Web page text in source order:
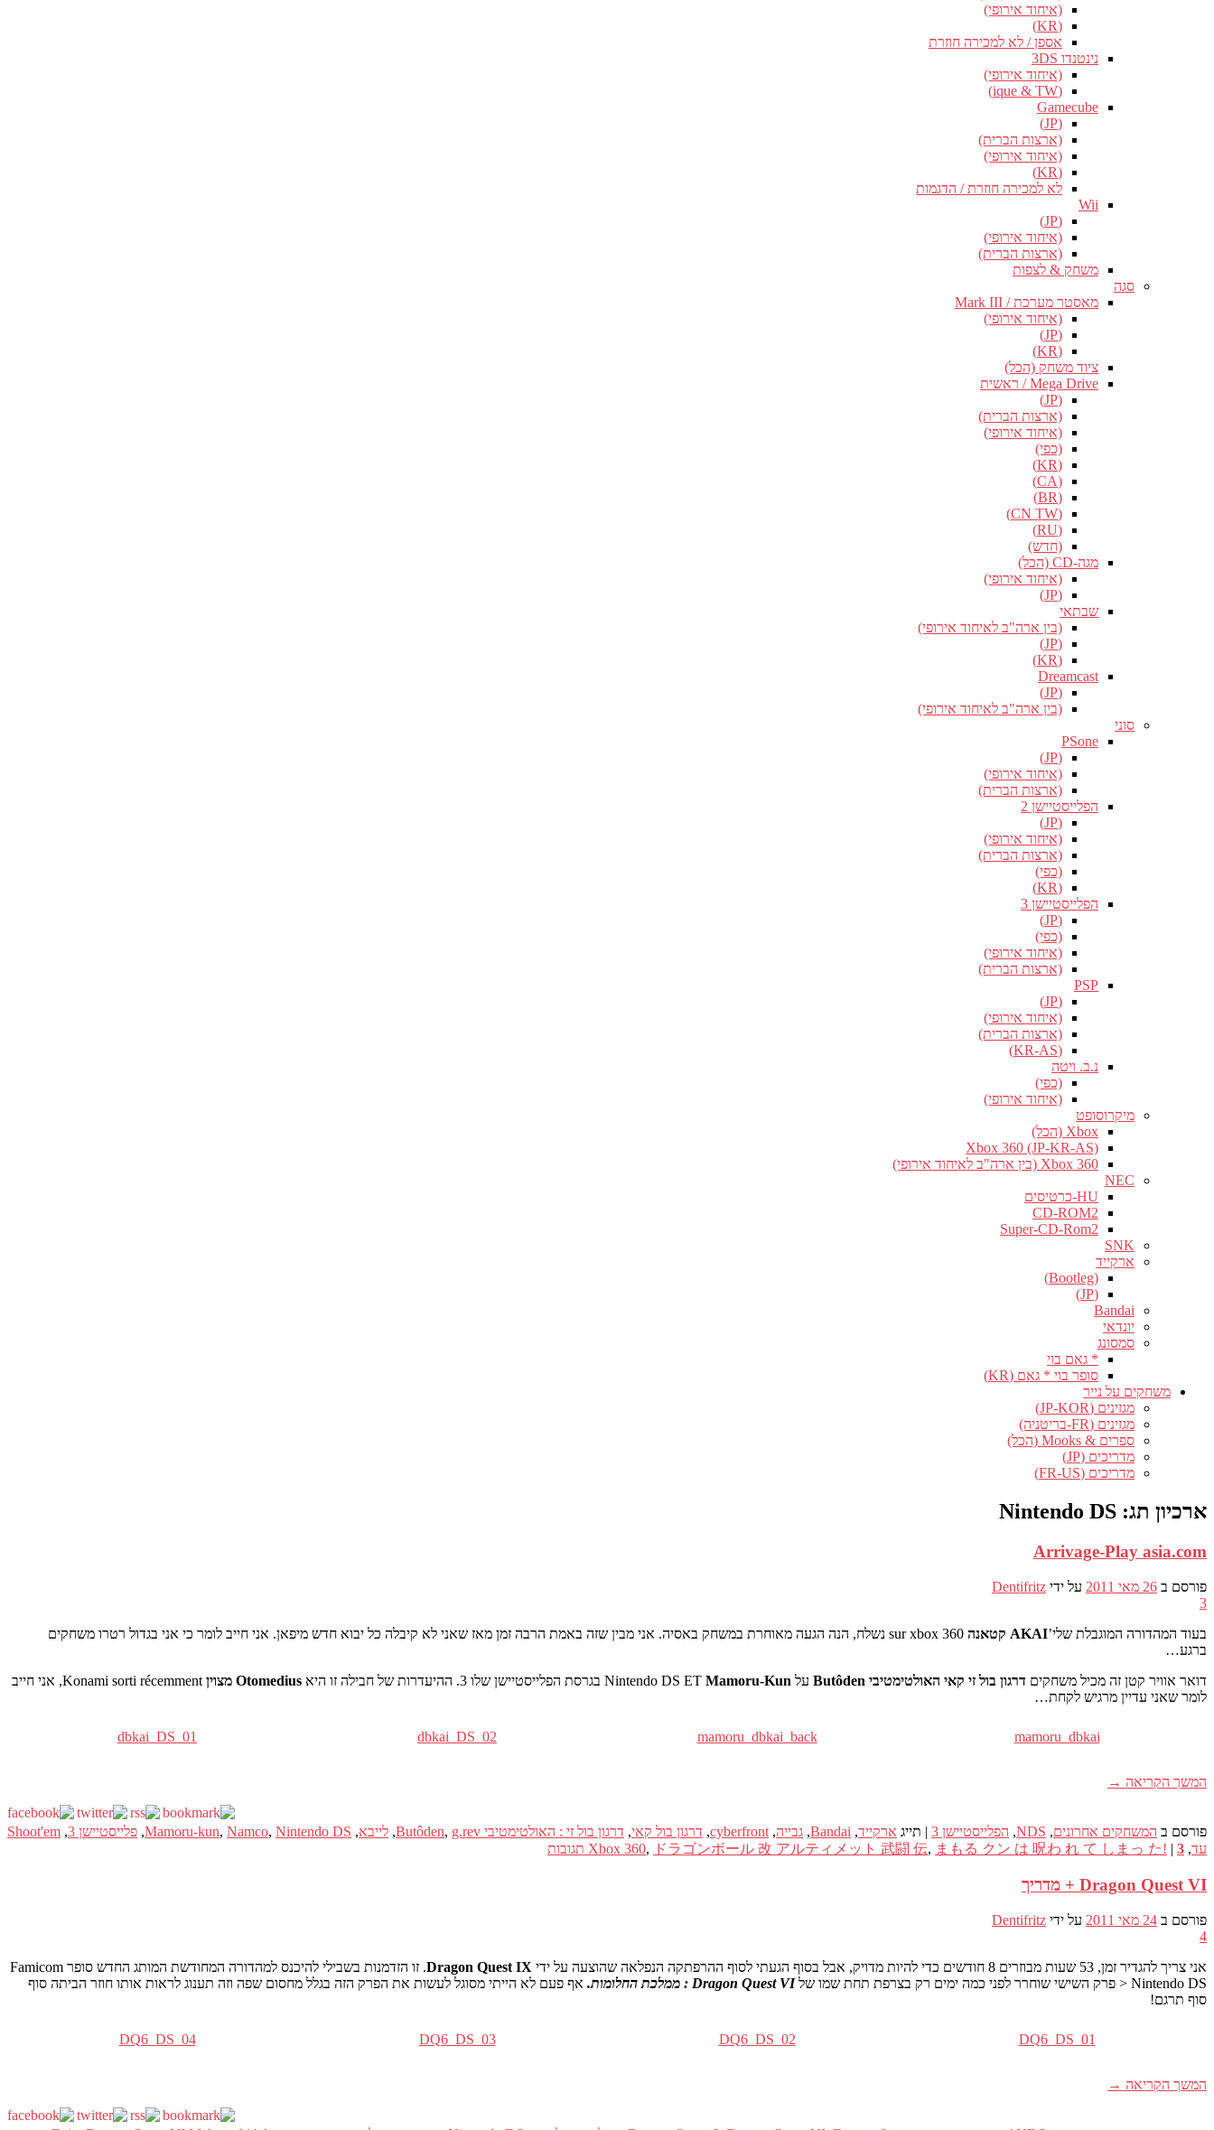
(איחוד אירופי)
(KR)
אספן / לא למכירה חוזרת
נינטנדו 3DS
(איחוד אירופי)
(ique & TW)
Gamecube
(JP)
(ארצות הברית)
(איחוד אירופי)
(KR)
לא למכירה חוזרת / הדגמות
Wii
(JP)
(איחוד אירופי)
(ארצות הברית)
משחק & לצפות
סגה
מאסטר מערכת / Mark III
(איחוד אירופי)
(JP)
(KR)
ציוד משחק (הכל)
Mega Drive / ראשית
(JP)
(ארצות הברית)
(איחוד אירופי)
(כפי)
(KR)
(CA)
(BR)
(CN TW)
(RU)
(חדש)
מגה-CD (הכל)
(איחוד אירופי)
(JP)
שבתאי
(בין ארה"ב לאיחוד אירופי)
(JP)
(KR)
Dreamcast
(JP)
(בין ארה"ב לאיחוד אירופי)
סוני
PSone
(JP)
(איחוד אירופי)
(ארצות הברית)
הפלייסטיישן 2
(JP)
(איחוד אירופי)
(ארצות הברית)
(כפי)
(KR)
הפלייסטיישן 3
(JP)
(כפי)
(איחוד אירופי)
(ארצות הברית)
PSP
(JP)
(איחוד אירופי)
(ארצות הברית)
(KR-AS)
נ.ב. ויטה
(כפי)
(איחוד אירופי)
מיקרוסופט
Xbox (הכל)
Xbox 360 (JP-KR-AS)
Xbox 360 (בין ארה"ב לאיחוד אירופי)
NEC
HU-כרטיסים
CD-ROM2
Super-CD-Rom2
SNK
ארקייד
(Bootleg)
(JP)
Bandai
יונדאי
סמסונג
* גאם בוי
סופר בוי * גאם (KR)
משחקים על נייר
מגזינים (JP-KOR)
מגזינים (FR-בריטניה)
ספרים & Mooks (הכל)
מדריכים (JP)
מדריכים (FR-US)
ארכיון תג: Nintendo DS
Arrivage-Play asia.com
פורסם ב 26 מאי 2011 על ידי Dentifritz
3
בעוד המהדורה המוגבלת שלי’AKAI קטאנה
sur xbox 360 נשלח, הנה הגעה מאוחרת במשחק באסיה. אני מבין שזה באמת הרבה זמן מאז שאני לא קיבלה כל יבוא חדש מיפאן. אני חייב לומר כי אני בגדול רטרו משחקים
ברגע…
דואר אוויר קטן זה מכיל משחקים דרגון בול זי קאי האולטימטיבי Butôden על Nintendo DS ET Mamoru-Kun בגרסת הפלייסטיישן שלו 3. ההיעדרות של חבילה זו היא Otomedius מצוין
Konami sorti récemment, אני חייב
לומר שאני עדיין מרגיש לקחת…
mamoru_dbkai
mamoru_dbkai_back
dbkai_DS_02
dbkai_DS_01
המשך הקריאה →
פורסם ב המשחקים אחרונים,
NDS
, הפלייסטיישן 3 | תייג ארקייד,
Bandai
, גבייה,
cyberfront
, דרגון בול קאי, דרגון בול זי : האולטימטיבי Butôden , g.rev
, לייבא,
Mamoru-kun, Namco, Nintendo DS
, פלייסטיישן 3 ,
Shoot'em
עד,
Xbox 360, ドラゴンボール 改 アルティメット 武闘 伝, まもる クン は 呪わ れ て しまっ た! | 3 תגובות
Dragon Quest VI + מדריך
פורסם ב 24 מאי 2011 על ידי Dentifritz
4
אני צריך להגדיר זמן, 53 שעות מבוזרים 8 חודשים כדי להיות מדויק, אבל בסוף הגעתי לסוף ההרפתקה הנפלאה שהוצעה על ידי
. זו הזדמנות בשבילי להיכנס למהדורה המחודשת המותג החדש סופר Famicom
> Nintendo DS פרק השישי שוחרר לפני כמה ימים רק בצרפת תחת שמו של
Dragon Quest VI : ממלכת החלומות.
אף פעם לא הייתי מסוגל לעשות את הפרק הזה בגלל מחסום שפה וזה תענוג לראות אותו חוזר הביתה סוף
סוף תרגם!
DQ6_DS_01
DQ6_DS_02
DQ6_DS_03
DQ6_DS_04
המשך הקריאה →